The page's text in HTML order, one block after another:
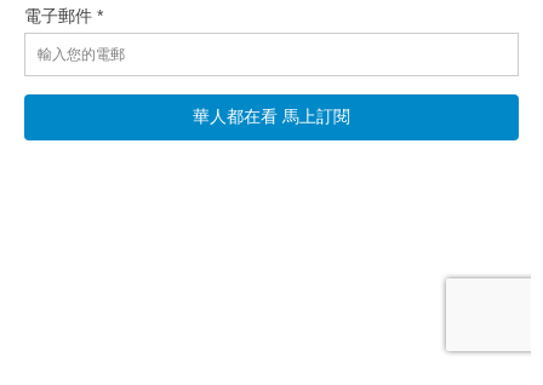
【國際新聞】川普砸重金投資礦業 降低對中稀土依
賴
【新唐人北京時間2026年08月08日訊】川普砸重金投資礦業 降
低對中稀土依賴；川普連發兩行政令 封堵生育旅遊；中共追稅海
阿聯酋譴責伊朗襲船 美方再收緊對伊金融制裁
阿聯酋和卡塔爾週六（8月8日）指控伊朗攻擊一艘與阿布扎比國